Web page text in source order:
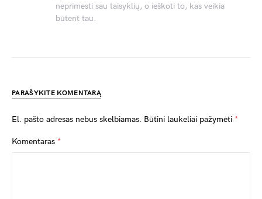
neprimesti sau taisyklių, o ieškoti to, kas veikia
būtent tau.
PARAŠYKITE KOMENTARĄ
El. pašto adresas nebus skelbiamas. Būtini laukeliai pažymėti *
Komentaras *